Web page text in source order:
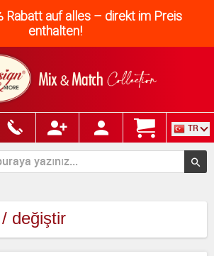
Rabatt auf alles – direkt im Preis
enthalten!
TR
değiştir